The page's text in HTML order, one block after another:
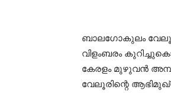
ബാലഗോകുലം
വിളംബരം
കേരളം മുഴുവന്‍
വേലൂരിന്റെ